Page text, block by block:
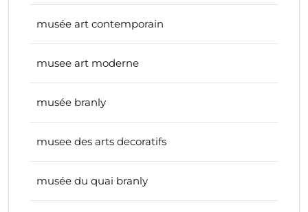
musée art contemporain
musee art moderne
musée branly
musee des arts decoratifs
musée du quai branly